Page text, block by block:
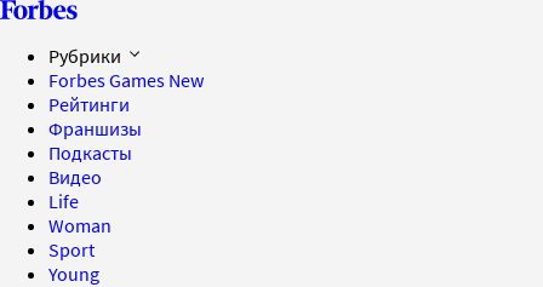
Рубрики
Forbes Games New
Рейтинги
Франшизы
Подкасты
Видео
Life
Woman
Sport
Young